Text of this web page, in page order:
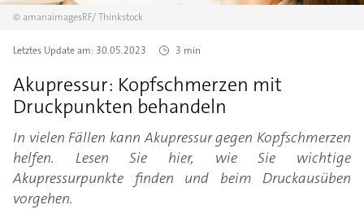
©amanaimagesRF/Thinkstock
Letztes Update am: 30.05.2023 3 min
Akupressur: Kopfschmerzen mit
Druckpunkten behandeln
In vielen Fällen kann Akupressur gegen Kopfschmerzen
helfen. Lesen Sie hier, wie Sie wichtige
Akupressurpunkte finden und beim Druckausüben
vorgehen.